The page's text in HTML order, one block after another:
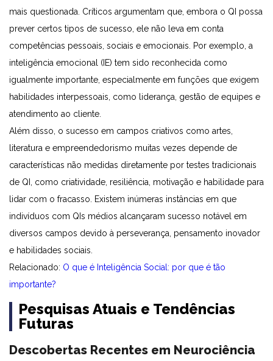
mais questionada. Críticos argumentam que, embora o QI possa
prever certos tipos de sucesso, ele não leva em conta
competências pessoais, sociais e emocionais. Por exemplo, a
inteligência emocional (IE) tem sido reconhecida como
igualmente importante, especialmente em funções que exigem
habilidades interpessoais, como liderança, gestão de equipes e
atendimento ao cliente.
Além disso, o sucesso em campos criativos como artes,
literatura e empreendedorismo muitas vezes depende de
características não medidas diretamente por testes tradicionais
de QI, como criatividade, resiliência, motivação e habilidade para
lidar com o fracasso. Existem inúmeras instâncias em que
indivíduos com QIs médios alcançaram sucesso notável em
diversos campos devido à perseverança, pensamento inovador
e habilidades sociais.
Relacionado: O que é Inteligência Social: por que é tão
importante?
Pesquisas Atuais e Tendências
Futuras
Descobertas Recentes em Neurociência